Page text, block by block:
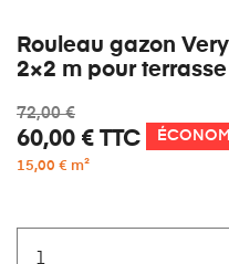
Rouleau gazon
2×2 m pour terrasse
72,00 €
60,00 € TTC
15,00 € m²